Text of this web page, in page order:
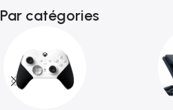
Par catégories